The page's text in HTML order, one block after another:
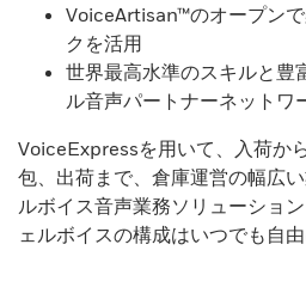
VoiceArtisan™のオープン
クを活用
世界最高水準のスキルと豊
ル音声パートナーネットワ
VoiceExpressを用いて、入荷か
包、出荷まで、倉庫運営の幅広
ルボイス音声業務ソリューショ
ェルボイスの構成はいつでも自由